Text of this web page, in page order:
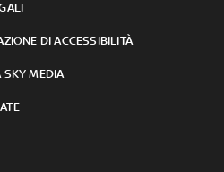
DI ACCESSIBILITÀ
SKY MEDIA